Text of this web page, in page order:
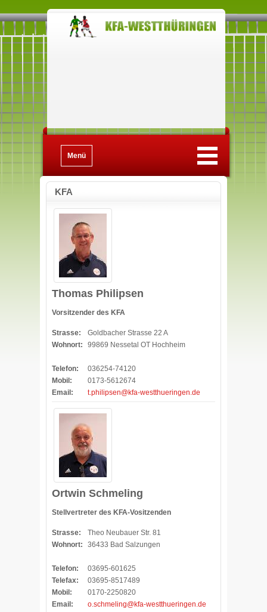
Menü
KFA
Thomas Philipsen
Vorsitzender des KFA
Strasse:
Goldbacher Strasse 22 A
Wohnort:
99869 Nessetal OT Hochheim
Telefon:
036254-74120
Mobil:
0173-5612674
Email:
t.philipsen@kfa-westthueringen.de
Ortwin Schmeling
Stellvertreter des KFA-Vositzenden
Strasse:
Theo Neubauer Str. 81
Wohnort:
36433 Bad Salzungen
Telefon:
03695-601625
Telefax:
03695-8517489
Mobil:
0170-2250820
Email:
o.schmeling@kfa-westthueringen.de